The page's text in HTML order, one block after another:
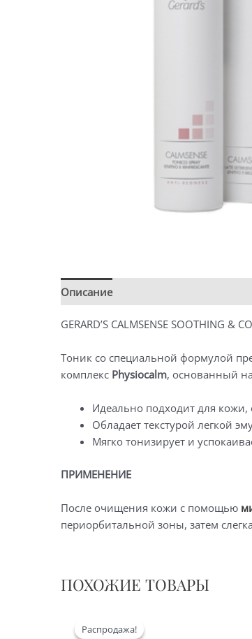
Описание
GERARD’S CALMSENSE SOOTHING &
Тоник со специальной формулой
комплекс Physiocalm, основанный
Идеально подходит для
Обладает текстурой легкой
Мягко тонизирует и
ПРИМЕНЕНИЕ
После очищения кожи с помощью
периорбитальной зоны, затем
ПОХОЖИЕ ТОВАРЫ
Распродажа!
Распродажа!